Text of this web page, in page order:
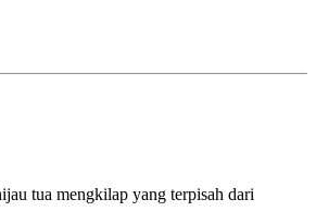
tua mengkilap yang terpisah dari